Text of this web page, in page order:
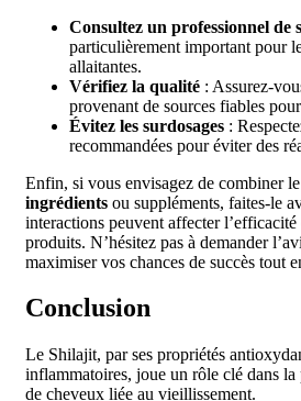
Consultez un professionnel de
particulièrement important pour
allaitantes.
Vérifiez la qualité : Assurez-
provenant de sources fiables
Évitez les surdosages :
recommandées pour éviter des
Enfin, si vous envisagez de combiner
ingrédients ou suppléments, faites-le
interactions peuvent affecter l’efficacité
produits. N’hésitez pas à demander
maximiser vos chances de succès tout
Conclusion
Le Shilajit, par ses propriétés
inflammatoires, joue un rôle clé dans
de cheveux liée au vieillissement.